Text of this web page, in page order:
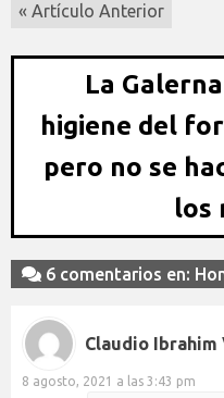
« Artículo Anterior
La
higiene del
pero no se
los
6 comentarios en:
Claudio Ibrahim
8 agosto, 2021 a las 3:43 pm